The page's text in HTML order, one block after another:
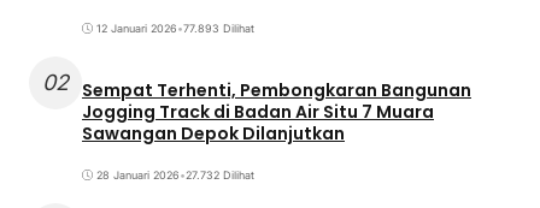
12 Januari 2026•77.893 Dilihat
02 Sempat Terhenti, Pembongkaran Bangunan
Jogging Track di Badan Air Situ 7 Muara
Sawangan Depok Dilanjutkan
28 Januari 2026•27.732 Dilihat